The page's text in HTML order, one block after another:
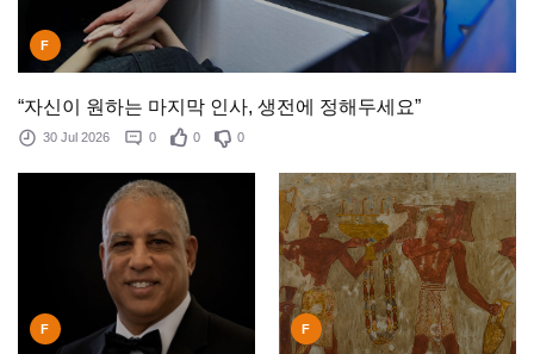
F
“자신이 원하는 마지막 인사, 생전에 정해두세요”
30 Jul 2026 0 0 0
F F